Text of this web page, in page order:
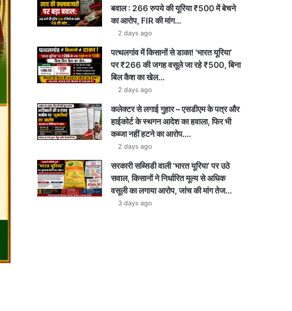
बवाल : 266 रुपये की यूरिया ₹500 में बेचने
का आरोप, FIR की मांग…
2 days ago
पत्थलगांव में किसानों से डाका! ‘भारत यूरिया’
पर ₹266 की जगह वसूले जा रहे ₹500, बिना
बिल कैश का खेल…
2 days ago
कलेक्टर से लगाई गुहार – एसडीएम के पत्र और
हाईकोर्ट के स्थगन आदेश का हवाला, फिर भी
कब्जा नहीं हटने का आरोप….
2 days ago
सरकारी सब्सिडी वाली ‘भारत यूरिया’ पर उठे
सवाल, किसानों ने निर्धारित मूल्य से अधिक
वसूली का लगाया आरोप, जांच की मांग तेज…
3 days ago